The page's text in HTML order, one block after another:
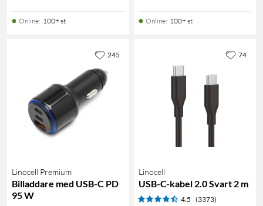
Online: 100+ st Online: 100+ st
Linocell Premium
Billaddare med USB-C PD
95 W
245
Linocell
USB-C-kabel 2.0 Svart 2 m
4.5 (3373)
74